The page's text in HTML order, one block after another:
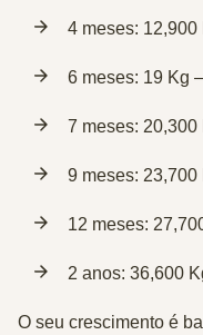
4 meses: 12,900
6 meses: 19 Kg
7 meses: 20,300
9 meses: 23,700
12 meses:
2 anos: 36,600
O seu crescimento é